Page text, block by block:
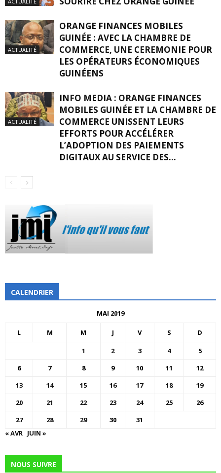
ACTUALITÉ
ORANGE FINANCES MOBILES
GUINÉE : AVEC LA CHAMBRE DE
COMMERCE, UNE CEREMONIE POUR
LES OPÉRATEURS ÉCONOMIQUES
GUINÉENS
ACTUALITÉ
INFO MEDIA : ORANGE FINANCES
MOBILES GUINÉE ET LA CHAMBRE DE
COMMERCE UNISSENT LEURS
EFFORTS POUR ACCÉLÉRER
L’ADOPTION DES PAIEMENTS
DIGITAUX AU SERVICE DES...
CALENDRIER
MAI 2019
L M M J V S D
1 2 3 4
5
6
7 8 9 10 11
12
13
14 15 16 17 18
19
20
21 22 23 24 25
26
27
28 29 30
31
« AVR JUIN »
NOUS SUIVRE